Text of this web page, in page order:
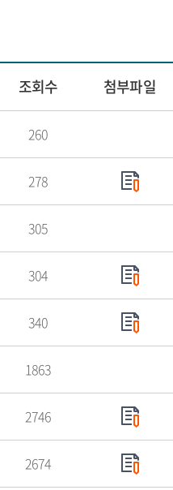
조회수 첨부파일
260
278
305
304
340
1863
2746
2674